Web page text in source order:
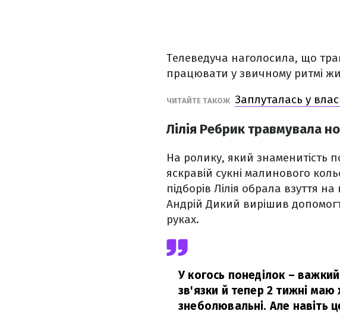
Телеведуча наголосила, що
працювати у звичному ритмі
ЧИТАЙТЕ ТАКОЖ Заплуталась у
Лілія Ребрик травмувала
На ролику, який знаменитість
яскравій сукні малинового
підборів Лілія обрала взуття
Андрій Дикий вирішив
руках.
У когось понеділок –
зв'язки й тепер 2 тижні маю
знеболювальні. Але навіть